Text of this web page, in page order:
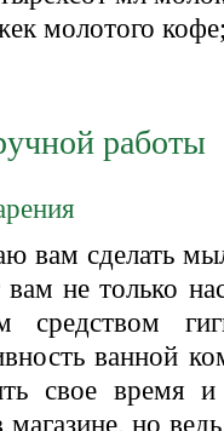
молотого
работы
вам сделать
не только
средством
ванной
свое время
но